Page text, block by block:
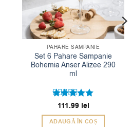
PAHARE SAMPANIE
Set 6 Pahare Sampanie
Bohemia Anser Alizee 290
ml
Evaluat la
5din 5
111.99 lei
ADAUGĂ ÎN COȘ